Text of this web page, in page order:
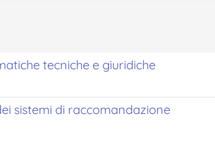
tecniche e giuridiche
sistemi di raccomandazione